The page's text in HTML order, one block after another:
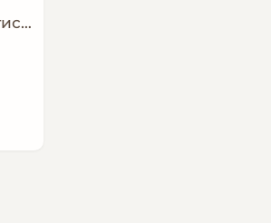
Кішка Ізі, метис Корніш-рекс?